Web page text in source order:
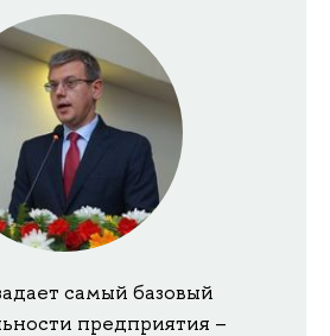
самый базовый
предприятия –